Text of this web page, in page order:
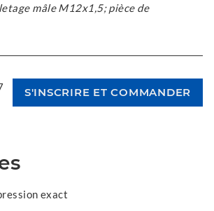
mâle M12x1,5; pièce de
exact